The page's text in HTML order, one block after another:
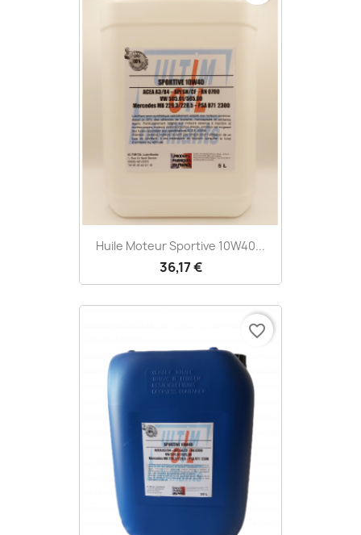
Huile Moteur Sportive 10W40...
36,17 €
favorite_border